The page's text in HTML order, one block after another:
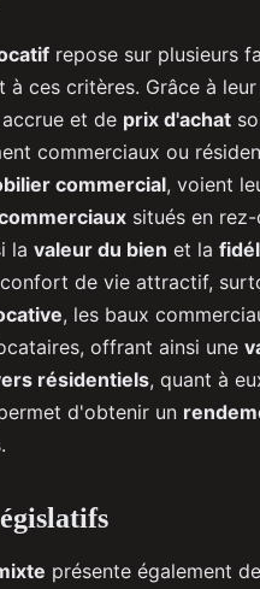
repose sur plusieurs
à ces critères. Grâce à
accrue et de prix d'achat
commerciaux ou
commercial, voient
situés en
la valeur du bien et la
de vie attractif,
, les baux
offrant ainsi une
résidentiels, quant à
d'obtenir un
présente également